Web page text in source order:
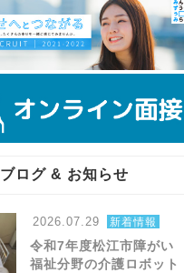
ブログ & お知らせ
2026.07.29 新着情報
令和7年度松江市障がい
福祉分野の介護ロボット